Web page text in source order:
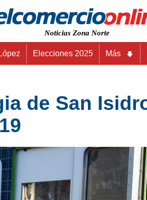
Noticias Zona Norte
Elecciones 2025 Más
de San